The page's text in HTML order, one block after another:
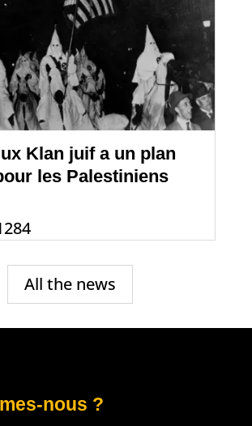
Klan juif a un plan
les Palestiniens
All the news
nous ?